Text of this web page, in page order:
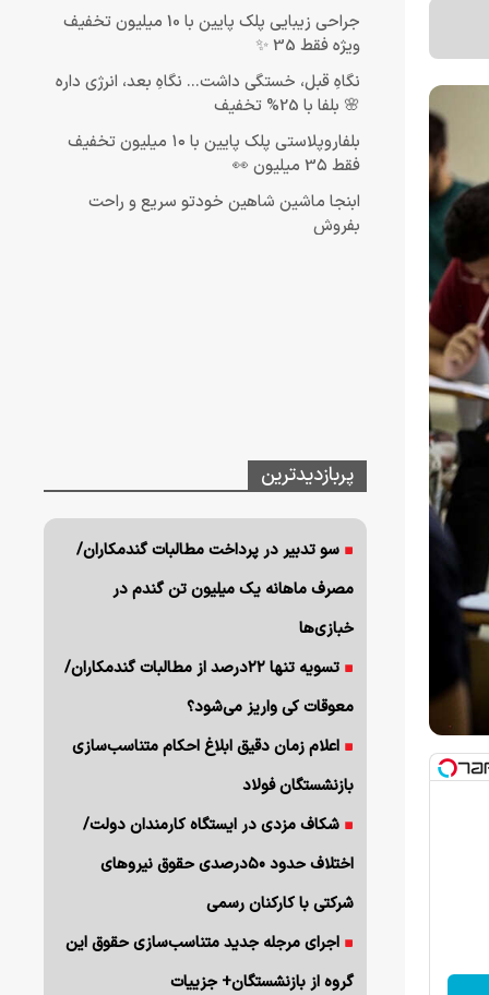
جراحی زیبایی پلک پایین با 10 میلیون تخفیف
ویژه فقط 35 ✨
نگاهِ قبل، خستگی داشت... نگاهِ بعد، انرژی داره
🌸 بلفا با 25% تخفیف
بلفاروپلاستی پلک پایین با ۱۰ میلیون تخفیف
فقط 3۵ میلیون 👀
ابنجا ماشین شاهین خودتو سریع و راحت
بفروش
پربازدیدترین
سو تدبیر در پرداخت مطالبات گندمکاران/
مصرف ماهانه یک میلیون تن گندم در
خبازی‌ها
تسویه تنها ۲۲درصد از مطالبات گندمکاران/
معوقات کی واریز می‌شود؟
اعلام زمان دقیق ابلاغ احکام متناسب‌سازی
بازنشستگان فولاد
شکاف مزدی در ایستگاه کارمندان دولت/
اختلاف حدود ۵۰درصدی حقوق نیروهای
شرکتی با کارکنان رسمی
اجرای مرجله جدید متناسب‌سازی حقوق این
گروه از بازنشستگان+ جزییات